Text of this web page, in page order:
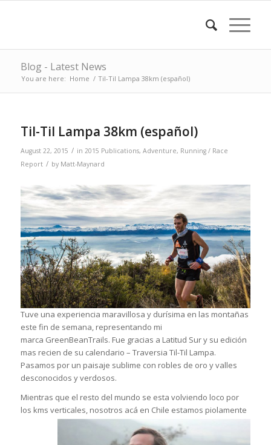
Blog - Latest News
You are here: Home / Til-Til Lampa 38km (español)
Til-Til Lampa 38km (español)
August 22, 2015 / in 2015 Publications, Adventure, Running / Race
Report / by Matt-Maynard
Tuve una experiencia maravillosa y durísima en las montañas
este fin de semana, representando mi
marca GreenBeanTrails. Fue gracias a Latitud Sury su edición
mas recien de su calendario – Traversia Til-Til Lampa.
Pasamos por un paisaje sublime con robles de oro y valles
desconocidos y verdosos.
Mientras que el resto del mundo se esta volviendo loco por
los kms verticales, nosotros acá en Chile estamos piolamente